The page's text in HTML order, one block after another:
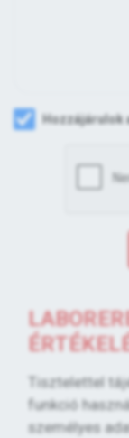
Hozzájárulok
Tisztelettel
funkció
személyes